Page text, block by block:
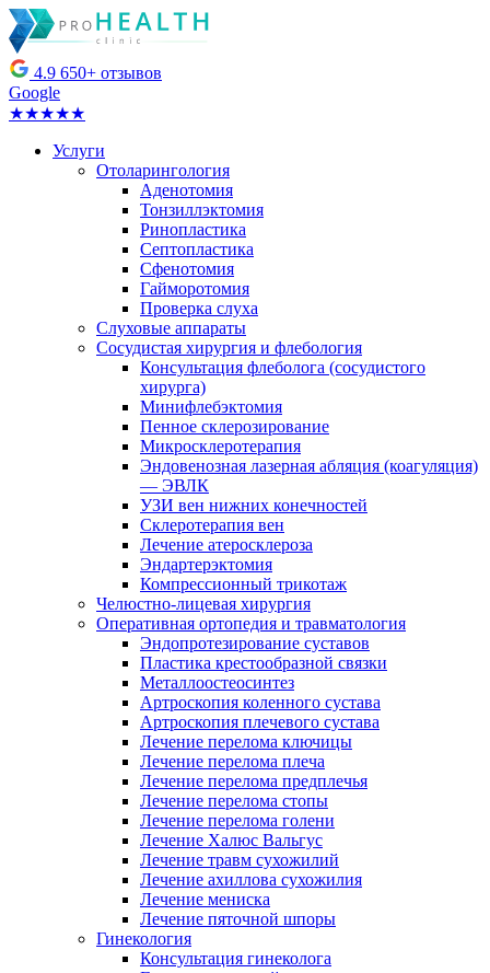
4.9 650+ отзывов
Google
★★★★★
Услуги
Отоларингология
Аденотомия
Тонзиллэктомия
Ринопластика
Септопластика
Сфенотомия
Гайморотомия
Проверка слуха
Слуховые аппараты
Сосудистая хирургия и флебология
Консультация флеболога (сосудистого
хирурга)
Минифлебэктомия
Пенное склерозирование
Микросклеротерапия
Эндовенозная лазерная абляция (коагуляция)
— ЭВЛК
УЗИ вен нижних конечностей
Склеротерапия вен
Лечение атеросклероза
Эндартерэктомия
Компрессионный трикотаж
Челюстно-лицевая хирургия
Оперативная ортопедия и травматология
Эндопротезирование суставов
Пластика крестообразной связки
Металлоостеосинтез
Артроскопия коленного сустава
Артроскопия плечевого сустава
Лечение перелома ключицы
Лечение перелома плеча
Лечение перелома предплечья
Лечение перелома стопы
Лечение перелома голени
Лечение Халюс Вальгус
Лечение травм сухожилий
Лечение ахиллова сухожилия
Лечение мениска
Лечение пяточной шпоры
Гинекология
Консультация гинеколога